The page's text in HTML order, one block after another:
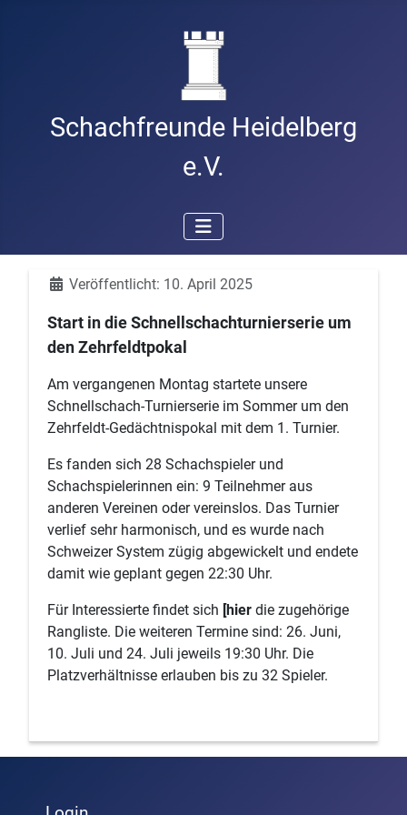
Schachfreunde Heidelberg
e.V.
DetailsVeröffentlicht: 10. April 2025
Start in die Schnellschachturnierserie um
den Zehrfeldtpokal
Am vergangenen Montag startete unsere
Schnellschach-Turnierserie im Sommer um den
Zehrfeldt-Gedächtnispokal mit dem 1. Turnier.
Es fanden sich 28 Schachspieler und
Schachspielerinnen ein: 9 Teilnehmer aus
anderen Vereinen oder vereinslos. Das Turnier
verlief sehr harmonisch, und es wurde nach
Schweizer System zügig abgewickelt und endete
damit wie geplant gegen 22:30 Uhr.
Für Interessierte findet sich [hier die zugehörige
Rangliste. Die weiteren Termine sind: 26. Juni,
10. Juli und 24. Juli jeweils 19:30 Uhr. Die
Platzverhältnisse erlauben bis zu 32 Spieler.